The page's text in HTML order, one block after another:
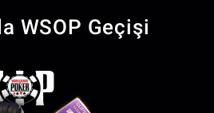
WSOP Geçişi